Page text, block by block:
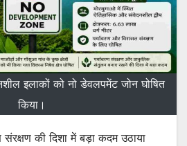
इलाकों को नो डेवलपमेंट जोन घोषित
किया।
संरक्षण की दिशा में बड़ा कदम उठाया